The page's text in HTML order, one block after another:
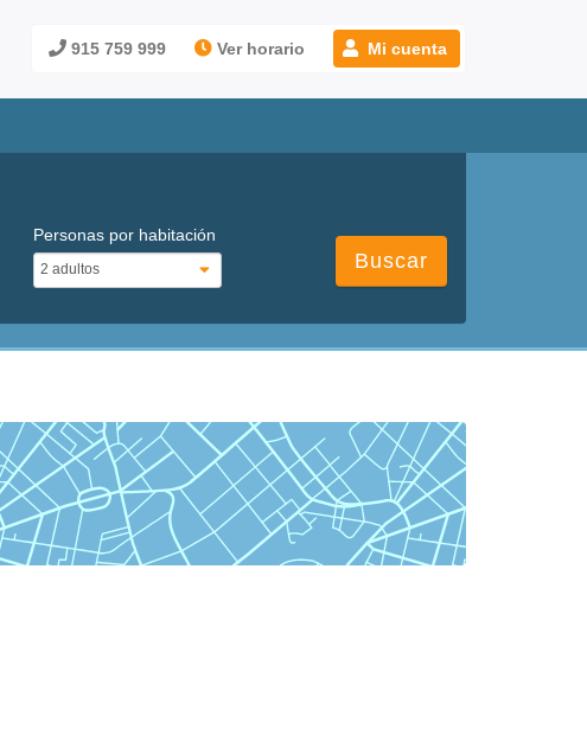
915 759 999 Ver horario Mi cuenta
Personas por habitación
Buscar